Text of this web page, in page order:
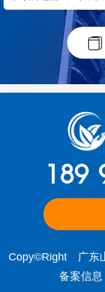
189
Copy©Right 广东
备案信息